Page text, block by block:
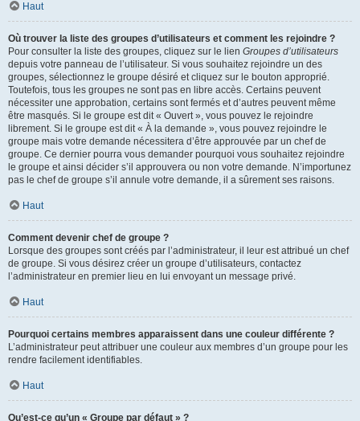
Haut
Où trouver la liste des groupes d’utilisateurs et comment les rejoindre ?
Pour consulter la liste des groupes, cliquez sur le lien Groupes d’utilisateurs
depuis votre panneau de l’utilisateur. Si vous souhaitez rejoindre un des
groupes, sélectionnez le groupe désiré et cliquez sur le bouton approprié.
Toutefois, tous les groupes ne sont pas en libre accès. Certains peuvent
nécessiter une approbation, certains sont fermés et d’autres peuvent même
être masqués. Si le groupe est dit « Ouvert », vous pouvez le rejoindre
librement. Si le groupe est dit « À la demande », vous pouvez rejoindre le
groupe mais votre demande nécessitera d’être approuvée par un chef de
groupe. Ce dernier pourra vous demander pourquoi vous souhaitez rejoindre
le groupe et ainsi décider s’il approuvera ou non votre demande. N’importunez
pas le chef de groupe s’il annule votre demande, il a sûrement ses raisons.
Haut
Comment devenir chef de groupe ?
Lorsque des groupes sont créés par l’administrateur, il leur est attribué un chef
de groupe. Si vous désirez créer un groupe d’utilisateurs, contactez
l’administrateur en premier lieu en lui envoyant un message privé.
Haut
Pourquoi certains membres apparaissent dans une couleur différente ?
L’administrateur peut attribuer une couleur aux membres d’un groupe pour les
rendre facilement identifiables.
Haut
Qu’est-ce qu’un « Groupe par défaut » ?